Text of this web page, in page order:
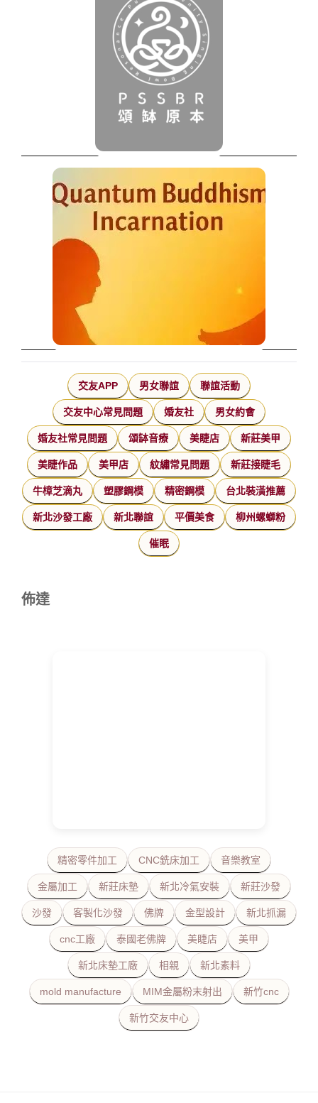
交友APP 男女聯誼 聯誼活動
交友中心常見問題 婚友社 男女約會
婚友社常見問題 頌缽音療 美睫店 新莊美甲
美睫作品 美甲店 紋繡常見問題 新莊接睫毛
牛樟芝滴丸 塑膠鋼模 精密鋼模 台北裝潢推薦
新北沙發工廠 新北聯誼 平價美食 柳州螺螄粉
催眠
佈達
精密零件加工 CNC銑床加工 音樂教室
金屬加工 新莊床墊 新北冷氣安裝 新莊沙發
沙發 客製化沙發 佛牌 金型設計 新北抓漏
cnc工廠 泰國老佛牌 美睫店 美甲
新北床墊工廠 相親 新北素料
mold manufacture MIM金屬粉末射出 新竹cnc
新竹交友中心